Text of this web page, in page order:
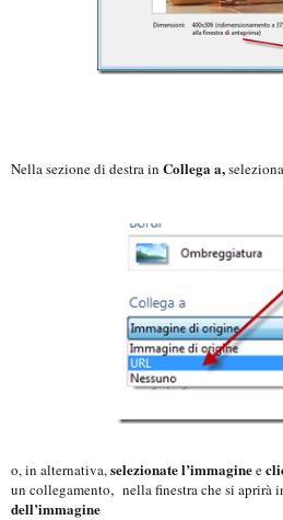
Nella sezione di destra in Collega a,
o, in alternativa,selezionate l’immaginee
un collegamento, nella finestra che si aprirà
dell’immagine